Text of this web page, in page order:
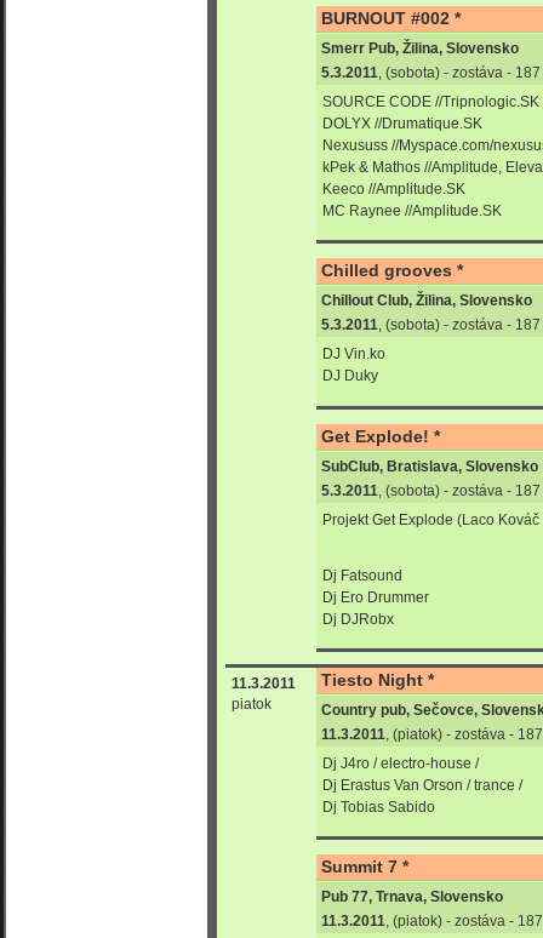
BURNOUT #002 *
Smerr Pub, Žilina, Slovensko
5.3.2011, (sobota) - zostáva -
SOURCE CODE //Tripnologic.SK
DOLYX //Drumatique.SK
Nexususs //Myspace.com/
kPek & Mathos //Amplitude,
Keeco //Amplitude.SK
MC Raynee //Amplitude.SK
Chilled grooves *
Chillout Club, Žilina, Slovensko
5.3.2011, (sobota) - zostáva -
DJ Vin.ko
DJ Duky
Get Explode! *
SubClub, Bratislava, Slovensko
5.3.2011 , (sobota) - zostáva -
Projekt Get Explode (Laco
Dj Fatsound
Dj Ero Drummer
Dj DJRobx
11.3.2011
piatok
Tiesto Night *
Country pub, Sečovce,
11.3.2011 , (piatok) - zostáva -
Dj J4ro / electro-house /
Dj Erastus Van Orson / trance /
Dj Tobias Sabido
Summit 7 *
Pub 77, Trnava, Slovensko
11.3.2011, (piatok) - zostáva -